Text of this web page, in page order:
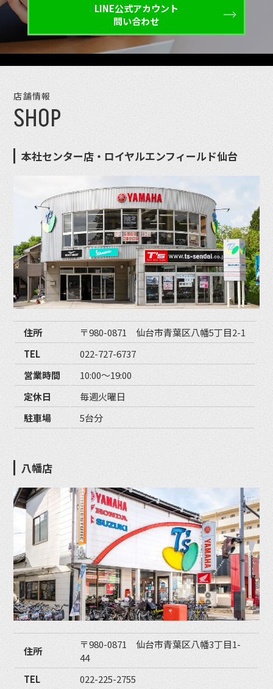
LINE公式アカウント
問い合わせ
店舗情報
SHOP
本社センター店・ロイヤルエンフィールド仙台
住所
〒980-0871 仙台市青葉区八幡5丁目2-1
TEL
022-727-6737
営業時間
10:00〜19:00
定休日
毎週火曜日
駐車場
5台分
八幡店
住所
〒980-0871 仙台市青葉区八幡3丁目1-
44
TEL
022-225-2755